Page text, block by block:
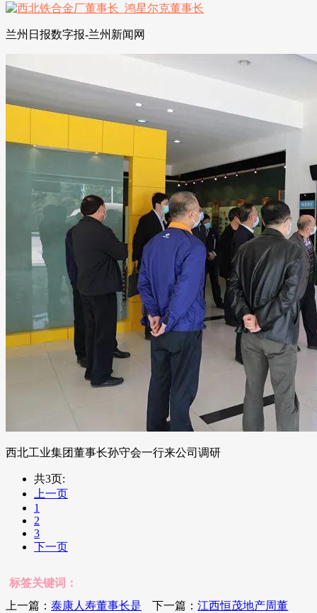
兰州日报数字报-兰州新闻网
西北工业集团董事长孙守会一行来公司调研
共3页:
上一页
1
2
3
下一页
标签关键词：
上一篇： 泰康人寿董事长是
下一篇：江西恒茂地产周董